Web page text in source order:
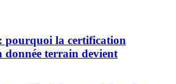
pourquoi la certification
donnée terrain devient